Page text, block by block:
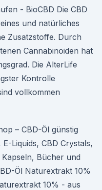
- BioCBD Die CBD
und natürliches
Zusatzstoffe. Durch
Cannabinoiden hat
Die AlterLife
Kontrolle
vollkommen
– CBD-Öl günstig
E-Liquids, CBD Crystals,
Kapseln, Bücher und
Öl Naturextrakt 10%
10% - aus